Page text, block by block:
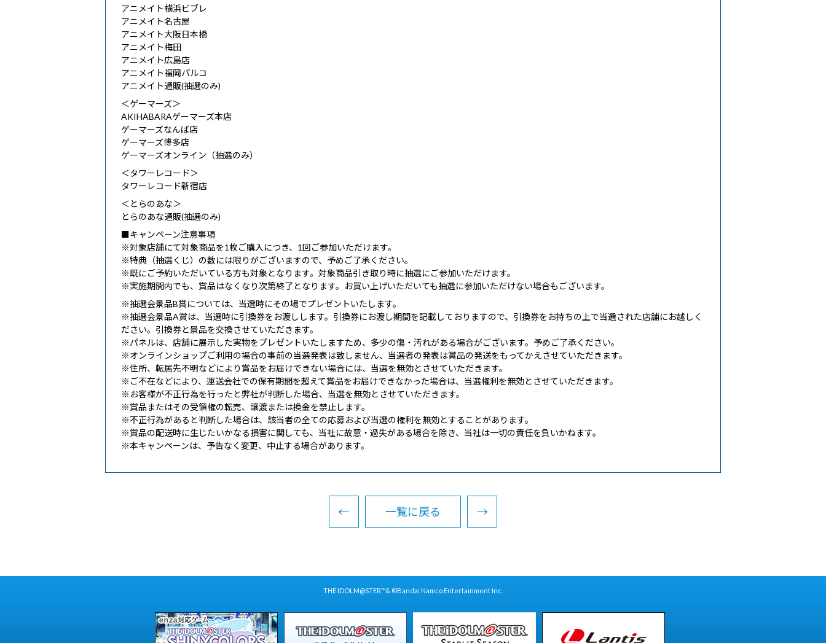
アニメイト横浜ビブレ
アニメイト名古屋
アニメイト大阪日本橋
アニメイト梅田
アニメイト広島店
アニメイト福岡パルコ
アニメイト通販(抽選のみ)
＜ゲーマーズ＞
AKIHABARAゲーマーズ本店
ゲーマーズなんば店
ゲーマーズ博多店
ゲーマーズオンライン（抽選のみ）
＜タワーレコード＞
タワーレコード新宿店
＜とらのあな＞
とらのあな通販(抽選のみ)
■キャンペーン注意事項
※対象店舗にて対象商品を1枚ご購入につき、1回ご参加いただけます。
※特典（抽選くじ）の数には限りがございますので、予めご了承ください。
※既にご予約いただいている方も対象となります。対象商品引き取り時に抽選にご参加いただけます。
※実施期間内でも、賞品はなくなり次第終了となります。お買い上げいただいても抽選に参加いただけない場合もございます。
※抽選会景品B賞については、当選時にその場でプレゼントいたします。
※抽選会景品A賞は、当選時に引換券をお渡しします。引換券にお渡し期間を記載しておりますので、引換券をお持ちの上で当選された店舗にお越しく
ださい。引換券と景品を交換させていただきます。
※パネルは、店舗に展示した実物をプレゼントいたしますため、多少の傷・汚れがある場合がございます。予めご了承ください。
※オンラインショップご利用の場合の事前の当選発表は致しません、当選者の発表は賞品の発送をもってかえさせていただきます。
※住所、転居先不明などにより賞品をお届けできない場合には、当選を無効とさせていただきます。
※ご不在などにより、運送会社での保有期間を超えて賞品をお届けできなかった場合は、当選権利を無効とさせていただきます。
※お客様が不正行為を行ったと弊社が判断した場合、当選を無効とさせていただきます。
※賞品またはその受領権の転売、譲渡または換金を禁止します。
※不正行為があると判断した場合は、該当者の全ての応募および当選の権利を無効とすることがあります。
※賞品の配送時に生じたいかなる損害に関しても、当社に故意・過失がある場合を除き、当社は一切の責任を負いかねます。
※本キャンペーンは、予告なく変更、中止する場合があります。
← 一覧に戻る →
THE IDOLM@STER™& ©Bandai Namco Entertainment Inc.